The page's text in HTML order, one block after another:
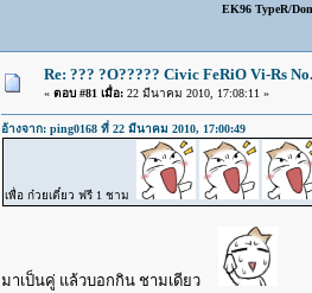
EK96 TypeR/
Re: ??? ?O????? Civic FeRiO Vi-Rs
« ตอบ #81 เมื่อ:22 มีนาคม 2010, 17:08:11 »
อ้างจาก: ping0168 ที่ 22 มีนาคม 2010, 17:00:49
เพื่อ ก๋วยเตี๋ยว ฟรี 1 ชาม
มาเป็นคู่ แล้วบอกกิน ชามเดียว